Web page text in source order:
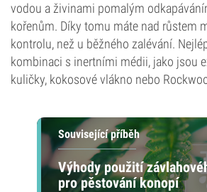
vodou a živinami pomalým
kořenům. Díky tomu máte nad růstem
kontrolu, než u běžného zalévání.
kombinaci s inertními médii, jako jsou
kuličky, kokosové vlákno nebo
Související příběh
Výhody použití
pro pěstování konopí